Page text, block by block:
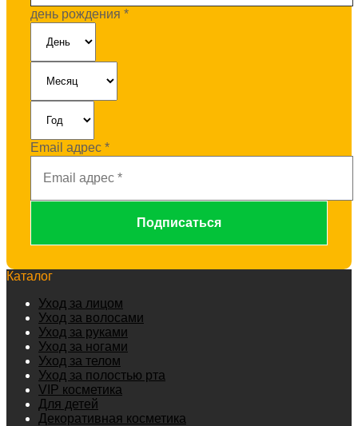
день рождения *
Email адрес *
Каталог
Уход за лицом
Уход за волосами
Уход за руками
Уход за ногами
Уход за телом
Уход за полостью рта
VIP косметика
Для детей
Декоративная косметика